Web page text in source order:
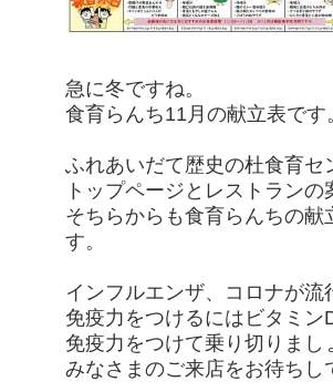
急に冬ですね。
食育らんち11月の献立表です
ふれあいだて歴史の杜食育セ
トップページとレストラン
そちらからも食育らんちの
す。
インフルエンザ、コロナが流
免疫力をつけるにはビタミン
免疫力をつけて乗り切りまし
みなさまのご来店をお待ちし